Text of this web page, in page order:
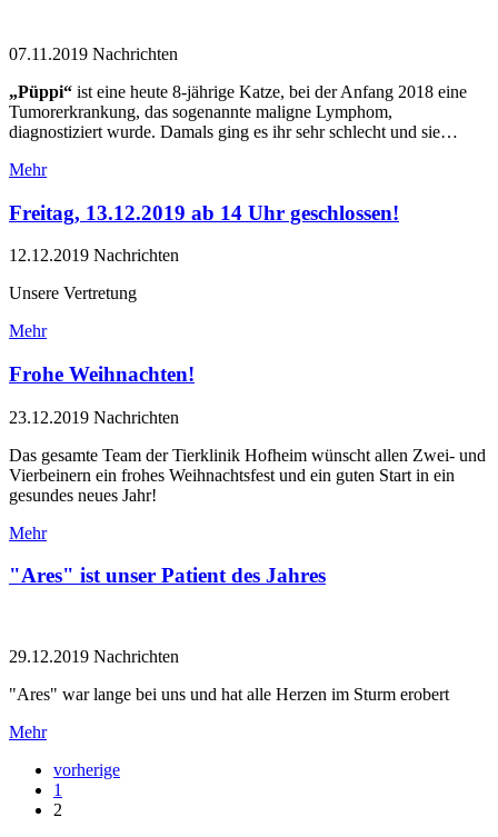
07.11.2019 Nachrichten
„Püppi“ ist eine heute 8-jährige Katze, bei der Anfang 2018 eine
Tumorerkrankung, das sogenannte maligne Lymphom,
diagnostiziert wurde. Damals ging es ihr sehr schlecht und sie…
Mehr
Freitag, 13.12.2019 ab 14 Uhr geschlossen!
12.12.2019 Nachrichten
Unsere Vertretung
Mehr
Frohe Weihnachten!
23.12.2019 Nachrichten
Das gesamte Team der Tierklinik Hofheim wünscht allen Zwei- und
Vierbeinern ein frohes Weihnachtsfest und ein guten Start in ein
gesundes neues Jahr!
Mehr
"Ares" ist unser Patient des Jahres
29.12.2019 Nachrichten
"Ares" war lange bei uns und hat alle Herzen im Sturm erobert
Mehr
vorherige
1
2